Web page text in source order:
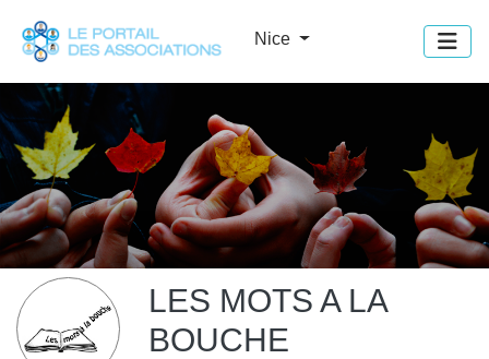
Nice
LES MOTS A LA
BOUCHE